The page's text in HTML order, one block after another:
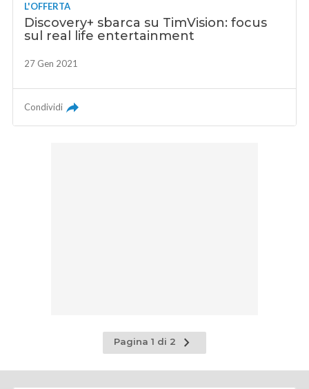
L'OFFERTA
Discovery+ sbarca su TimVision: focus
sul real life entertainment
27 Gen 2021
Condividi
Pagina 1 di 2
Pagina
successiva